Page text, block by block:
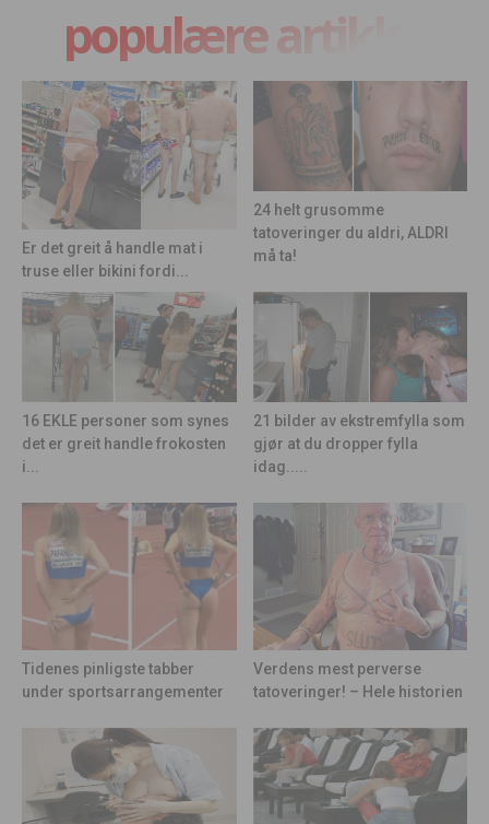
populære artikler
Er det greit å handle mat i
truse eller bikini fordi...
24 helt grusomme
tatoveringer du aldri, ALDRI
må ta!
16 EKLE personer som synes
det er greit handle frokosten
i...
21 bilder av ekstremfylla som
gjør at du dropper fylla
idag.....
Tidenes pinligste tabber
under sportsarrangementer
Verdens mest perverse
tatoveringer! – Hele historien